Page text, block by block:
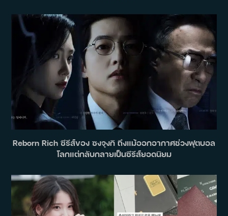
Reborn Rich ซีรีส์ของ ซงจุงกิ ถึงแม้ออกอากาศช่วงฟุตบอล
โลกแต่กลับกลายเป็นซีรีส์ยอดนิยม